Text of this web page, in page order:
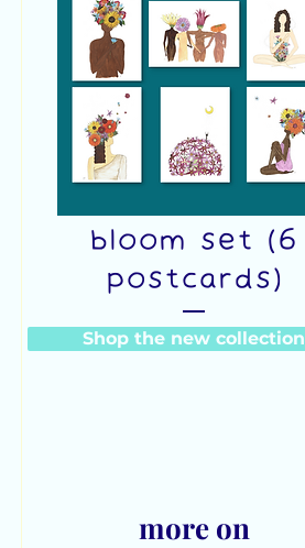
bloom set (6
postcards)
€23,00Prijs
more on
Shop the new collection